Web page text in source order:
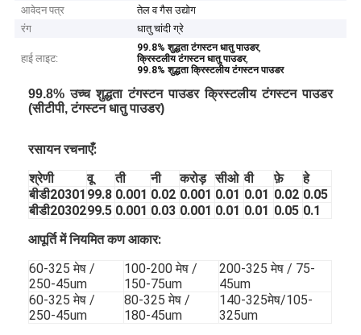
आवेदन पत्र
तेल व गैस उद्योग
रंग
धातु चांदी ग्रे
हाई लाइट:
99.8% शुद्धता टंगस्टन धातु पाउडर,
क्रिस्टलीय टंगस्टन धातु पाउडर,
99.8% शुद्धता क्रिस्टलीय टंगस्टन पाउडर
99.8% उच्च शुद्धता टंगस्टन पाउडर क्रिस्टलीय टंगस्टन पाउडर
(सीटीपी, टंगस्टन धातु पाउडर)
रसायन रचनाएँ:
श्रेणी
वू ती नी करोड़ सीओ वी फ़े
हे
बीडी20301 99.8 0.001 0.02 0.001 0.01 0.01 0.02 0.05
बीडी2030299.5 0.001 0.03 0.001 0.01 0.01 0.05 0.1
आपूर्ति में नियमित कण आकार:
60-325 मेष /
250-45um
100-200 मेष /
150-75um
200-325 मेष / 75-
45um
60-325 मेष /
250-45um
80-325 मेष /
180-45um
140-325मेष/105-
325um